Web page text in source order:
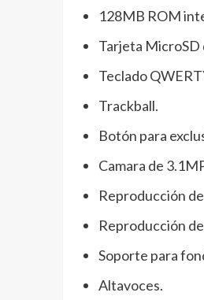
128MB ROM
Tarjeta MicroSD
Teclado
Trackball.
Botón para
Camara de
Reproducción
Reproducción
Soporte para
Altavoces.